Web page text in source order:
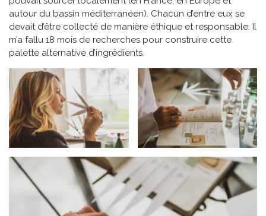
autour du bassin méditerranéen). Chacun d’entre eux se
devait d’être collecté de manière éthique et responsable. Il
m’a fallu 18 mois de recherches pour construire cette
palette alternative d’ingrédients.